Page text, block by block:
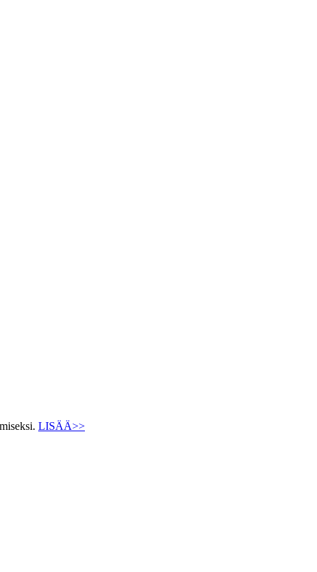
LISÄÄ>>